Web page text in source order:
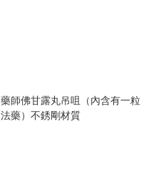
藥師佛甘露丸吊咀（內含有一粒
法藥）不銹剛材質